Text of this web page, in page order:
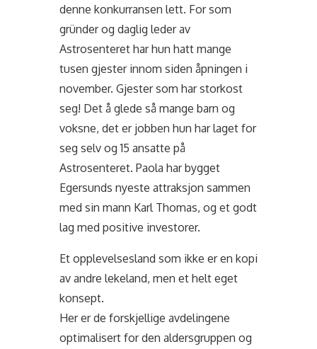
denne konkurransen lett. For som
gründer og daglig leder av
Astrosenteret har hun hatt mange
tusen gjester innom siden åpningen i
november. Gjester som har storkost
seg! Det å glede så mange barn og
voksne, det er jobben hun har laget for
seg selv og 15 ansatte på
Astrosenteret. Paola har bygget
Egersunds nyeste attraksjon sammen
med sin mann Karl Thomas, og et godt
lag med positive investorer.
Et opplevelsesland som ikke er en kopi
av andre lekeland, men et helt eget
konsept.
Her er de forskjellige avdelingene
optimalisert for den aldersgruppen og